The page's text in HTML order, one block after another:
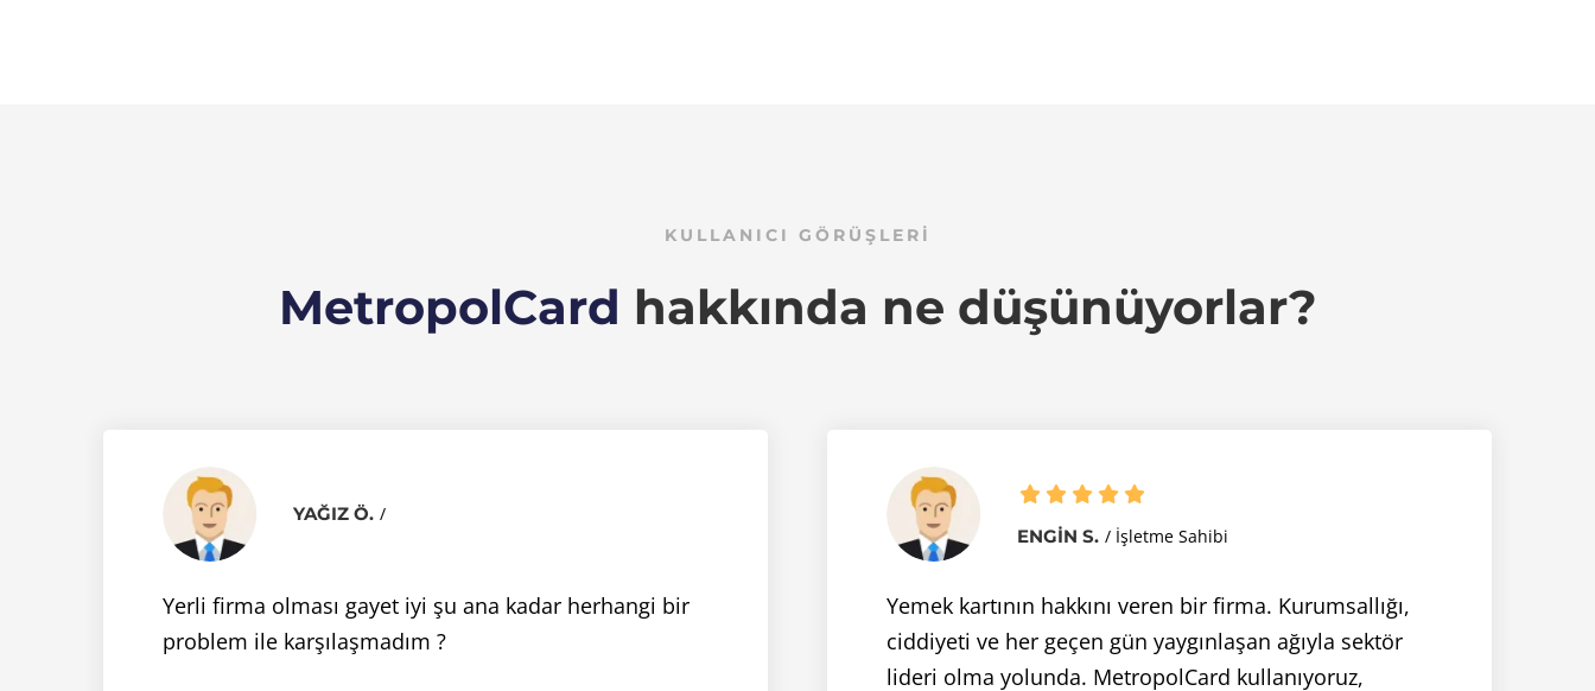
KULLANICI GÖRÜŞLERİ
MetropolCard hakkında ne düşünüyorlar?
YAĞIZ Ö.
Yerli firma olması gayet iyi şu ana kadar herhangi bir
problem ile karşılaşmadım ?
ENGIN S. İşletme Sahibi
Yemek kartının hakkını veren bir firma. Kurumsallığı,
ciddiyeti ve her geçen gün yaygınlaşan ağıyla sektör
lideri olma yolunda. MetropolCard kullanıyoruz,